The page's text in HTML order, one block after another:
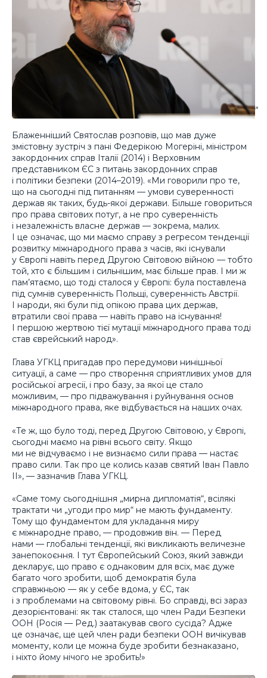
Блаженніший Святослав розповів, що мав дуже
змістовну зустріч з пані Федерікою Могеріні, міністром
закордонних справ Італії (2014) і Верховним
представником ЄС з питань закордонних справ
і політики безпеки (2014–2019). «Ми говорили про те,
що на сьогодні під питанням — умови суверенності
держав як таких, будь-якої держави. Більше говориться
про права світових потуг, а не про суверенність
і незалежність власне держав — зокрема, малих.
І це означає, що ми маємо справу з регресом тенденції
розвитку міжнародного права з часів, які існували
у Європі навіть перед Другою Світовою війною — тобто
той, хто є більшим і сильнішим, має більше прав. І ми ж
пам’ятаємо, що тоді сталося у Європі: була поставлена
під сумнів суверенність Польщі, суверенність Австрії.
І народи, які були під опікою права цих держав,
втратили свої права — навіть право на існування!
І першою жертвою тієї мутації міжнародного права тоді
став єврейський народ».
Глава УГКЦ пригадав про передумови нинішньої
ситуації, а саме — про створення сприятливих умов для
російської агресії, і про базу, за якої це стало
можливим, — про підважування і руйнування основ
міжнародного права, яке відбувається на наших очах.
«Те ж, що було тоді, перед Другою Світовою, у Європі,
сьогодні маємо на рівні всього світу. Якщо
ми не відчуваємо і не визнаємо сили права — настає
право сили. Так про це колись казав святий Іван Павло
ІІ», — зазначив Глава УГКЦ.
«Саме тому сьогоднішня „мирна дипломатія“, всілякі
трактати чи „угоди про мир“ не мають фундаменту.
Тому що фундаментом для укладання миру
є міжнародне право, — продовжив він. — Перед
нами — глобальні тенденції, які викликають величезне
занепокоєння. І тут Європейський Союз, який завжди
декларує, що право є однаковим для всіх, має дуже
багато чого зробити, щоб демократія була
справжньою — як у себе вдома, у ЄС, так
і з проблемами на світовому рівні. Бо справді, всі зараз
дезорієнтовані: як так сталося, що член Ради Безпеки
ООН (Росія — Ред.) заатакував свого сусіда? Адже
це означає, ще цей член ради безпеки ООН вичікував
моменту, коли це можна буде зробити безнаказано,
і ніхто йому нічого не зробить!»